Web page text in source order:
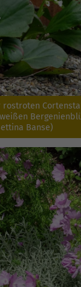
rostroten
Banse)